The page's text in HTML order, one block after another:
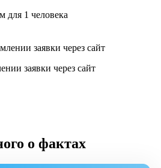
для 1 человека
заявки через сайт
о фактах